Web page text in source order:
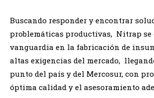
Buscando responder y encontrar
problemáticas productivas, Nitrap se
vanguardia en la fabricación de
altas exigencias del mercado,
punto del país y del Mercosur, con
óptima calidad y el asesoramiento